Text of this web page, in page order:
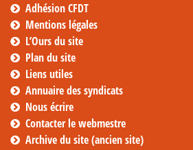
Adhésion CFDT
Mentions légales
L’Ours du site
Plan du site
Liens utiles
Annuaire des syndicats
Nous écrire
Contacter le webmestre
Archive du site (ancien site)